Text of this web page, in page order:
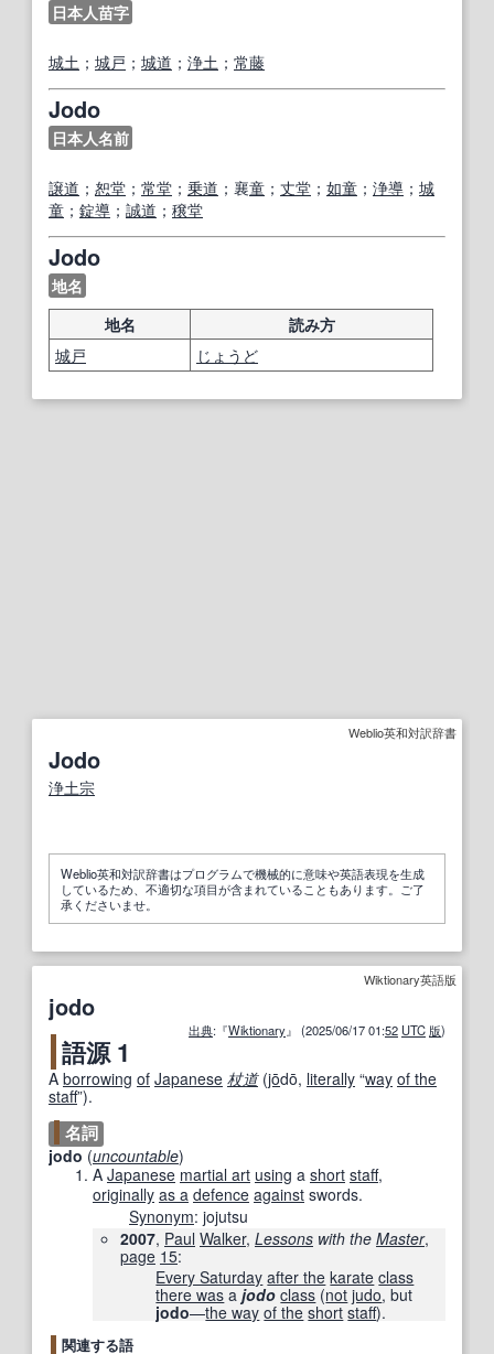
日本人苗字
城土 ； 城戸 ； 城道 ； 浄土 ； 常藤
Jodo
日本人名前
譲道 ； 恕堂 ； 常堂 ； 乗道 ；襄童 ； 丈堂 ； 如童 ； 浄導 ； 城
童 ； 錠導 ； 誠道 ； 穣堂
Jodo
地名
地名
読み方
城戸 じょうど
Weblio英和対訳辞書
Jodo
浄土宗
Weblio英和対訳辞書はプログラムで機械的に意味や英語表現を生成
しているため、不適切な項目が含まれていることもあります。ご了
承くださいませ。
Wiktionary英語版
jodo
出典:『Wiktionary』 (2025/06/17 01:52 UTC 版)
語源 1
A borrowing of Japanese 杖道 (jōdō, literally “way of the
staff”).
名詞
jodo (uncountable)
A Japanese martial art using a short staff,
originally as a defence against swords.
Synonym: jojutsu
2007, Paul Walker, Lessons with the Master,
page 15:
Every Saturday after the karate class
there was ajodo class (not judo, but
jodo—the way of the short staff).
関連する語